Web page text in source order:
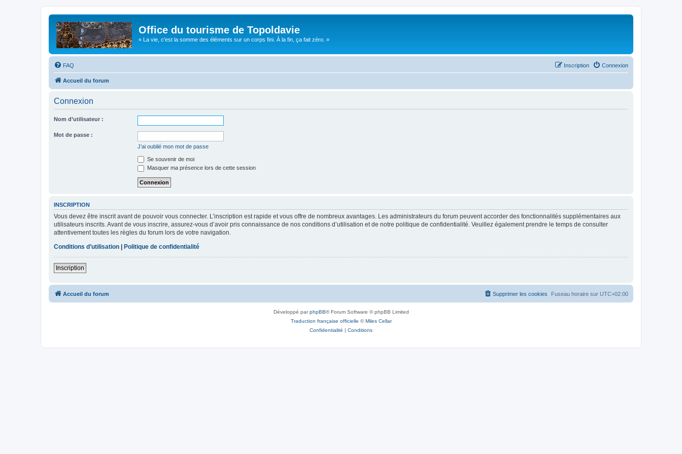
Office du tourisme de Topoldavie
« La vie, c'est la somme des éléments sur un corps fini. À la fin, ça fait zéro. »
FAQ Connexion
Inscription
Accueil du forum
Connexion
Nom d’utilisateur :
Mot de passe :
J’ai oublié mon mot de passe
Se souvenir de moi
Masquer ma présence lors de cette session
INSCRIPTION
Vous devez être inscrit avant de pouvoir vous connecter. L’inscription est rapide et vous offre de nombreux avantages. Les administrateurs du forum peuvent accorder des fonctionnalités supplémentaires aux
utilisateurs inscrits. Avant de vous inscrire, assurez-vous d’avoir pris connaissance de nos conditions d’utilisation et de notre politique de confidentialité. Veuillez également prendre le temps de consulter
attentivement toutes les règles du forum lors de votre navigation.
Conditions d’utilisation
Politique de confidentialité
Inscription
Accueil du forum Fuseau horaire sur UTC+02:00
Supprimer les cookies
Développé parphpBB® Forum Software © phpBB Limited
Traduction française officielle ©Miles Cellar
Confidentialité | Conditions